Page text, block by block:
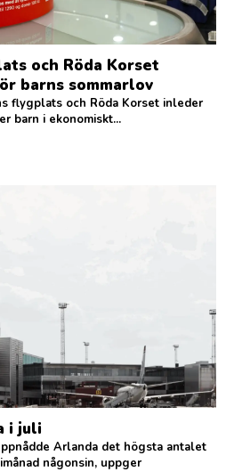
och Röda Korset
barns sommarlov
flygplats och Röda Korset inleder
barn i ekonomiskt...
i juli
Arlanda det högsta antalet
någonsin, uppger